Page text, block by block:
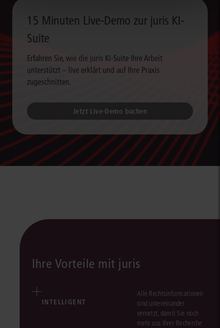
15 Minuten Live-Demo zur juris KI-
Suite
Erfahren Sie, wie die juris KI-Suite Ihre Arbeit
unterstützt – live erklärt und auf Ihre Praxis
zugeschnitten.
Jetzt Live-Demo buchen
Ihre Vorteile mit juris
INTELLIGENT
Alle Rechtsinformationen
sind untereinander
vernetzt, damit Sie noch
mehr aus Ihrer Recherche